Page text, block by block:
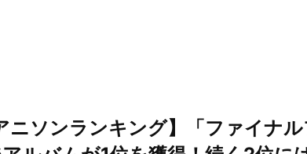
ニソンランキング】「ファイナ